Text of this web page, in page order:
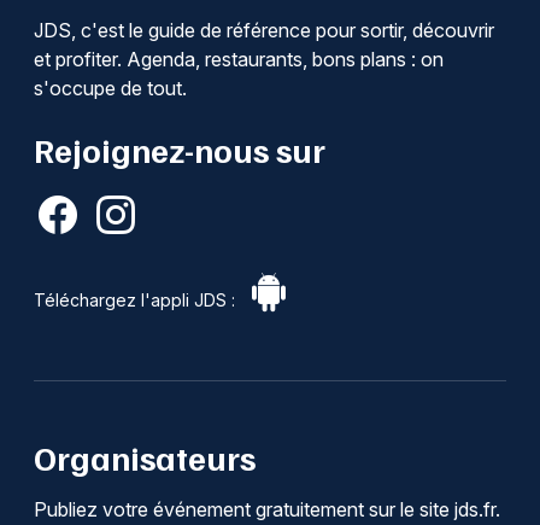
JDS, c'est le guide de référence pour sortir, découvrir
et profiter. Agenda, restaurants, bons plans : on
s'occupe de tout.
Rejoignez-nous sur
Téléchargez l'appli JDS :
Organisateurs
Publiez votre événement gratuitement sur le site jds.fr.